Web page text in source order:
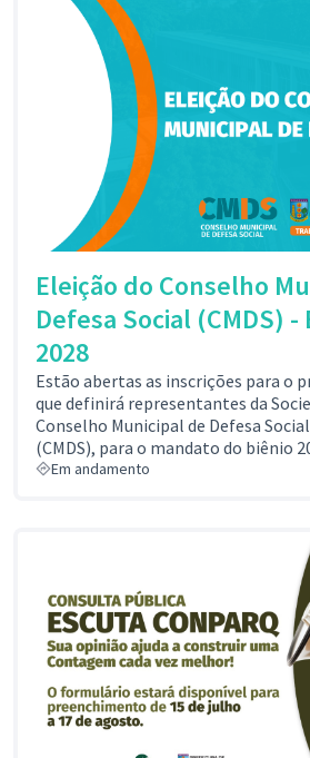
Eleição do Conselho
Defesa Social (CMDS) -
2028
Estão abertas as inscrições para o
que definirá representantes da
Conselho Municipal de Defesa
(CMDS), para o mandato do biênio
Em andamento